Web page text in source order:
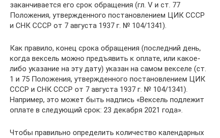
заканчивается его срок обращения (гл. V и ст. 77
Положения, утвержденного постановлением ЦИК СССР
и СНК СССР от 7 августа 1937 г. № 104/1341).
Как правило, конец срока обращения (последний день,
когда вексель можно предъявить к оплате, или какое-
либо указание на эту дату) указан на самом векселе (ст.
1 и 75 Положения, утвержденного постановлением ЦИК
СССР и СНК СССР от 7 августа 1937 г. № 104/1341).
Например, это может быть надпись «Вексель подлежит
оплате в следующий срок: 23 декабря 2021 года».
Чтобы правильно определить количество календарных